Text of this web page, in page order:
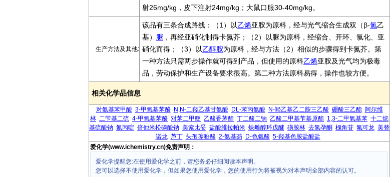
射26mg/kg，皮下注射24mg/kg；大鼠口服30-40mg/kg。
生产方法及其他:
该品有三条合成路线：（1）以乙烯亚胺为原料，经与光气缩合生成双（β-氯乙
基） 脲 ，再经亚硝化制得卡氮芥；（2）以脲为原料，经缩合、开环、氯化、亚
硝化而得；（3）以乙醇胺为原料，经与方法（2）相似的步骤得到卡氮芥。第
一种方法只需两步操作就可得到产品，但使用的原料乙烯亚胺及光气均为极毒
品，劳动保护和生产设备要求很高。第二种方法原料易得，操作也较方便。
相关化学品信息
对氨基苯甲酸 3-甲氧基苯酚 N,N-二羟乙基甘氨酸 DL-苯丙氨酸 N-羟乙基乙二胺三乙酸 硼酸三乙酯 阿尔维
林 二苄基二硫 4-甲氧基苯酚 对苯二甲醚 乙酸香茅酯 丁二酸二钠 乙酸二甲基苄基原酯 1,3-二甲氧基苯 十二烷
基硫酸钠 氮丙啶 倍他米松磷酸钠 美索比妥 盐酸维拉帕米 炔雌醇环戊醚 磺胺林 去氢孕酮 槐角苷 氟可龙 美替
诺龙 芦丁 头孢噻吩酸 2-氨基芴 D-色氨酸 5-羟基色胺盐酸盐
爱化学(www.ichemistry.cn)免责声明：
爱化学提醒您:在使用爱化学之前，请您务必仔细阅读本声明。
您可以选择不使用爱化学，但如果您使用爱化学，您的使用行为将被视为对本声明全部内容的认可。